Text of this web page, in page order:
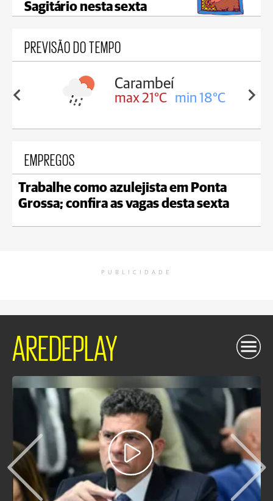
Sagitário nesta sexta
PREVISÃO DO TEMPO
18°C
Carambeí
max 21°C min 18°C
EMPREGOS
Trabalhe como azulejista em Ponta
Grossa; confira as vagas desta sexta
PUBLICIDADE
AREDEPLAY